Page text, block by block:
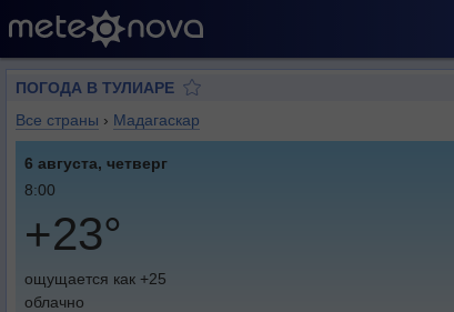
ПОГОДА В ТУЛИАРЕ
Все страны › Мадагаскар
6 августа, четверг
8:00
+23°
ощущается как +25
облачно